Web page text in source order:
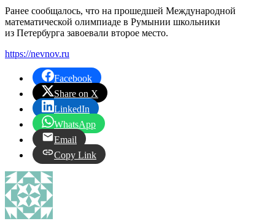
Ранее сообщалось, что на прошедшей Международной
математической олимпиаде в Румынии школьники
из Петербурга завоевали второе место.
https://nevnov.ru
Facebook
Share on X
LinkedIn
WhatsApp
Email
Copy Link